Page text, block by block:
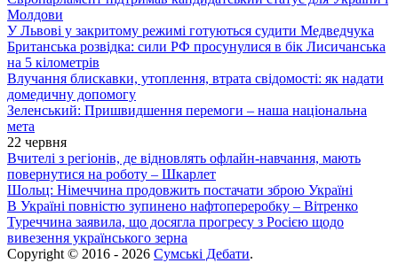
Молдови
У Львові у закритому режимі готуються судити Медведчука
Британська розвідка: сили РФ просунулися в бік Лисичанська
на 5 кілометрів
Влучання блискавки, утоплення, втрата свідомості: як надати
домедичну допомогу
Зеленський: Пришвидшення перемоги – наша національна
мета
22 червня
Вчителі з регіонів, де відновлять офлайн-навчання, мають
повернутися на роботу – Шкарлет
Шольц: Німеччина продовжить постачати зброю Україні
В Україні повністю зупинено нафтопереробку – Вітренко
Туреччина заявила, що досягла прогресу з Росією щодо
вивезення українського зерна
Copyright © 2016 - 2026 Сумські Дебати.